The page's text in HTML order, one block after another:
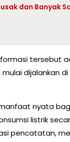
dan Banyak
tersebut
dijalankan
nyata
listrik
pencatatan,